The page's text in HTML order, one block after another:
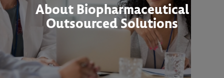
About Biopharmaceutical
Outsourced Solutions